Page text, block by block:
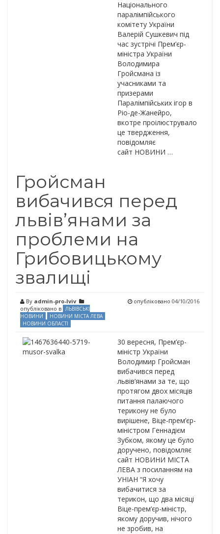
Національного
паралімпійського
комітету України
Валерій Сушкевич під
час зустрічі Прем’єр-
міністра України
Володимира
Гройсмана із
учасниками та
призерами
Паралімпійських ігор в
Ріо-де-Жанейро,
вкотре проілюструвало
це твердження,
повідомляє
сайт НОВИНИ …
Гройсман
вибачився перед
львів’янами за
проблеми на
Грибовицькому
звалищі
By admin-pro-lviv
опубліковано в ЛЬВІВСЬКІ
НОВИНИ
НОВИНИ МІСТА ЛЕВА
НОВИНИ ОБЛАСТІ
опубліковано 04/10/2016
30 вересня, Прем’єр-
міністр України
Володимир Гройсман
вибачився перед
львів’янами за те, що
протягом двох місяців
питання палаючого
терикону не було
вирішене, Віце-прем’єр-
міністром Геннадієм
Зубком, якому це було
доручено, повідомляє
сайт НОВИНИ МІСТА
ЛЕВА з посиланням на
УНІАН “Я хочу
вибачитися за
терикон, що два місяці
Віце-прем’єр-міністр,
якому доручив, нічого
не зробив, на